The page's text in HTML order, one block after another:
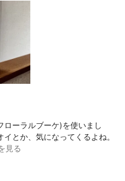
ローラルブーケ)を使いまし
とか、気になってくるよね。
見る